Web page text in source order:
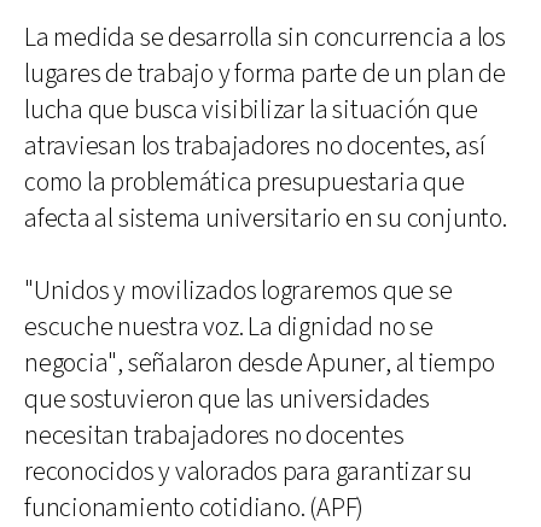
La medida se desarrolla sin concurrencia a los
lugares de trabajo y forma parte de un plan de
lucha que busca visibilizar la situación que
atraviesan los trabajadores no docentes, así
como la problemática presupuestaria que
afecta al sistema universitario en su conjunto.
"Unidos y movilizados lograremos que se
escuche nuestra voz. La dignidad no se
negocia", señalaron desde Apuner, al tiempo
que sostuvieron que las universidades
necesitan trabajadores no docentes
reconocidos y valorados para garantizar su
funcionamiento cotidiano. (APF)